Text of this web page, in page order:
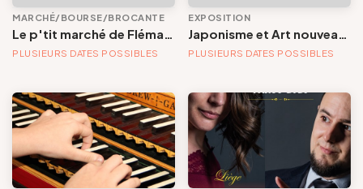
MARCHÉ/BOURSE/BROCANTE
Le p'tit marché de Flémalle
PLUSIEURS DATES POSSIBLES
EXPOSITION
Japonisme et Art nouveau | Bicentenaire des Cristalleries du Val Saint-Lambert (1826-2026)
PLUSIEURS DATES POSSIBLES